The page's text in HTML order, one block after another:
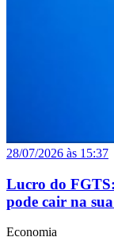
28/07/2026 às 15:37
Lucro do
pode cair na
Economia